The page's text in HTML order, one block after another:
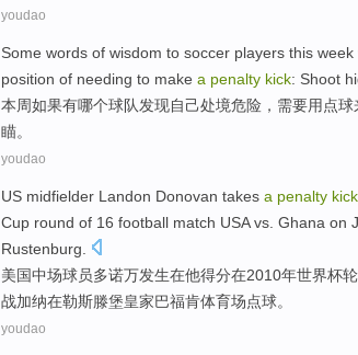
youdao
Some words of wisdom to soccer players this week
position of needing to make a penalty kick: Shoot
本周如果有哪个球队发现自己处境危险， 需要用 点球
瞄。
youdao
US midfielder Landon Donovan takes a penalty kick
Cup round of 16 football match USA vs. Ghana on
Rustenburg.
美国中场球员多诺万发生在他得分在2010年世界杯轮
战加纳在勒斯滕堡皇家巴福肯体育场点球。
youdao